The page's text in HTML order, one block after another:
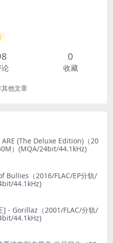
0
收藏
他文章
ARE (The Deluxe Edition)（20
）(MQA/24bit/44.1kHz)
Bullies（2016/FLAC/EP分轨/
44.1kHz)
] - Gorillaz（2001/FLAC/分轨/
44.1kHz)